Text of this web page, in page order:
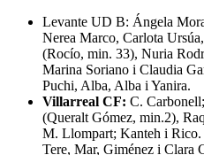
Levante UD B: Ángela
Nerea Marco, Carlota
(Rocío, min. 33), Nuria
Marina Soriano i Claudia
Puchi, Alba, Alba i Yanira.
Villarreal CF: C.
(Queralt Gómez, min.2),
M. Llompart; Kanteh i Rico.
Tere, Mar, Giménez i Clara